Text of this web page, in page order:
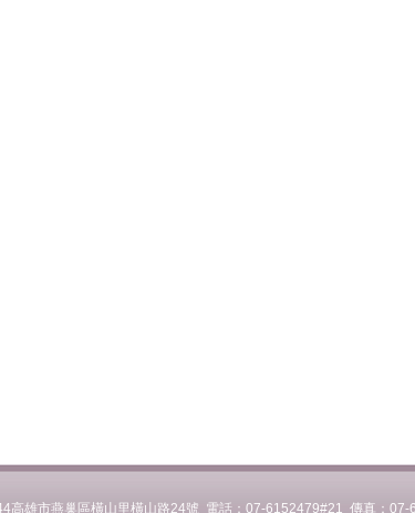
高雄市燕巢區橫山里橫山路24號 電話：07-6152479#21 傳真：07-